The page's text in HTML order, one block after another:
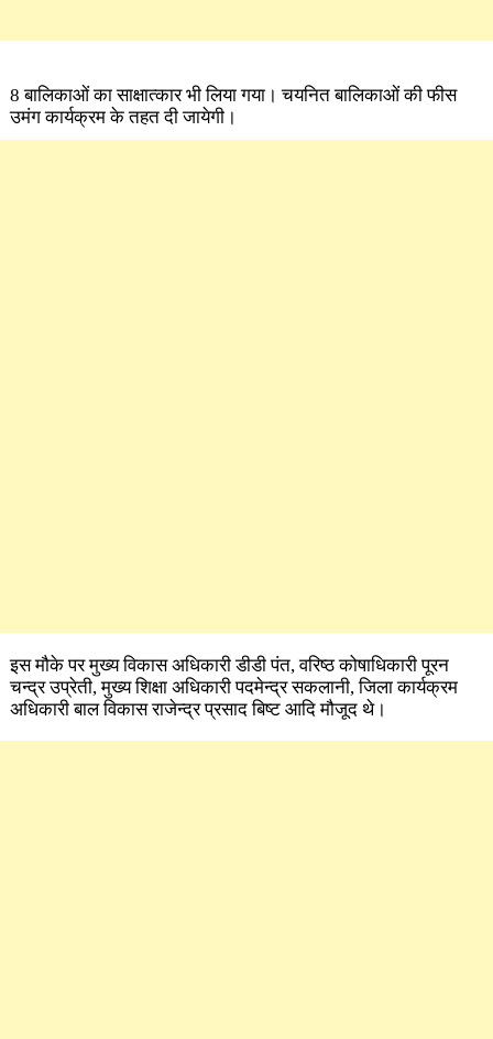
8 बालिकाओं का साक्षात्कार भी लिया गया। चयनित बालिकाओं की फीस
उमंग कार्यक्रम के तहत दी जायेगी।
इस मौके पर मुख्य विकास अधिकारी डीडी पंत, वरिष्ठ कोषाधिकारी पूरन
चन्द्र उप्रेती, मुख्य शिक्षा अधिकारी पदमेन्द्र सकलानी, जिला कार्यक्रम
अधिकारी बाल विकास राजेन्द्र प्रसाद बिष्ट आदि मौजूद थे।